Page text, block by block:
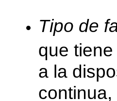
Tipo de
que
a la